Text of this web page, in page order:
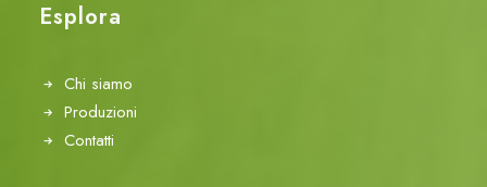
Esplora
Chi siamo
Produzioni
Contatti